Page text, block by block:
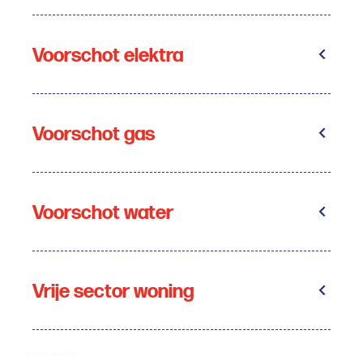
Voorschot elektra
Voorschot gas
Voorschot water
Vrije sector woning